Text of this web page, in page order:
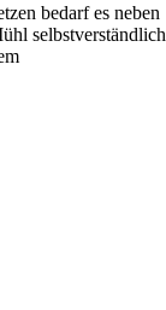
bedarf es neben
selbstverständlich